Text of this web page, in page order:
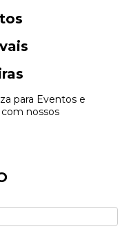
para Eventos e
nossos